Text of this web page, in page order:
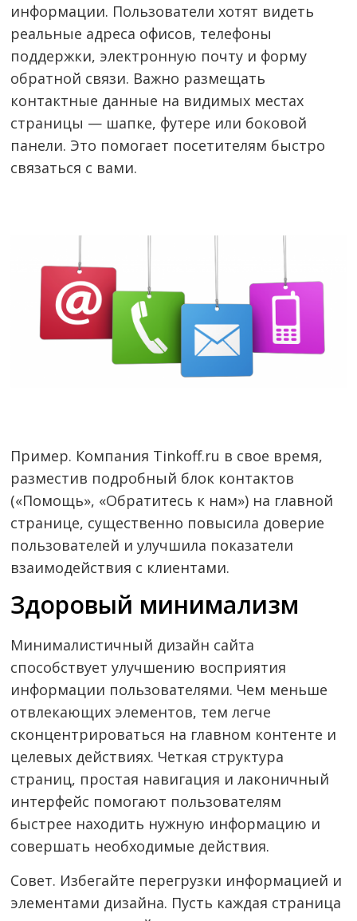
информации. Пользователи хотят видеть
реальные адреса офисов, телефоны
поддержки, электронную почту и форму
обратной связи. Важно размещать
контактные данные на видимых местах
страницы — шапке, футере или боковой
панели. Это помогает посетителям быстро
связаться с вами.
Пример. Компания Tinkoff.ru в свое время,
разместив подробный блок контактов
(«Помощь», «Обратитесь к нам») на главной
странице, существенно повысила доверие
пользователей и улучшила показатели
взаимодействия с клиентами.
Здоровый минимализм
Минималистичный дизайн сайта
способствует улучшению восприятия
информации пользователями. Чем меньше
отвлекающих элементов, тем легче
сконцентрироваться на главном контенте и
целевых действиях. Четкая структура
страниц, простая навигация и лаконичный
интерфейс помогают пользователям
быстрее находить нужную информацию и
совершать необходимые действия.
Совет. Избегайте перегрузки информацией и
элементами дизайна. Пусть каждая страница